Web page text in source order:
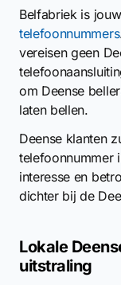
Belfabriek is
telefoonnummers
vereisen geen
om Deense
laten bellen.
Deense klanten
telefoonnummer
interesse en
dichter bij de
Lokale
uitstraling